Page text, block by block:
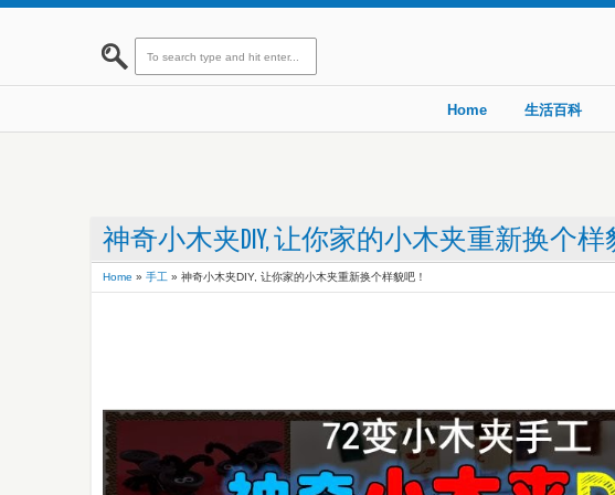
Home 生活百科
神奇小木夹DIY, 让你家的小木夹重新换个样
Home » 手工 » 神奇小木夹DIY, 让你家的小木夹重新换个样貌吧！